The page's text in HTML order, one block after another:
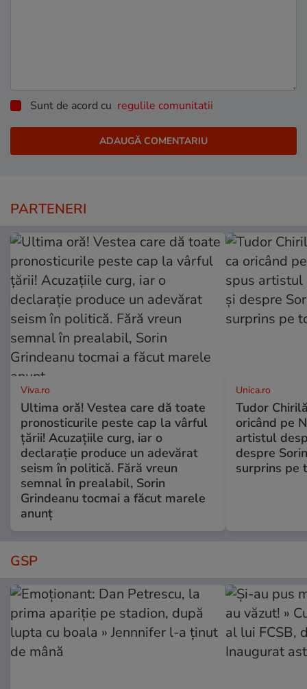
Sunt de acord cu regulile comunitatii
PARTENERI
Viva.ro
Ultima oră! Vestea care dă toate
pronosticurile peste cap la vârful
țării! Acuzațiile curg, iar o
declarație produce un adevărat
seism în politică. Fără vreun
semnal în prealabil, Sorin
Grindeanu tocmai a făcut marele
anunț
Unica.ro
Tudor
oricând pe
artistul
despre
surprins pe
GSP